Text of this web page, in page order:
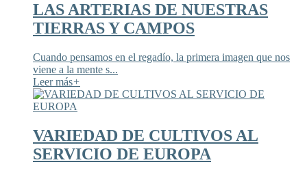
LAS ARTERIAS DE NUESTRAS
TIERRAS Y CAMPOS
Cuando pensamos en el regadío, la primera imagen que nos
viene a la mente s...
Leer más+
VARIEDAD DE CULTIVOS AL
SERVICIO DE EUROPA